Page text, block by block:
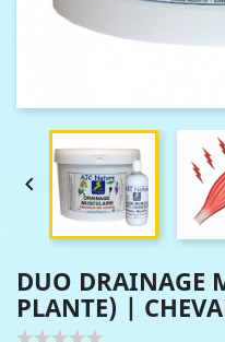

DUO DRAINAGE
PLANTE) |